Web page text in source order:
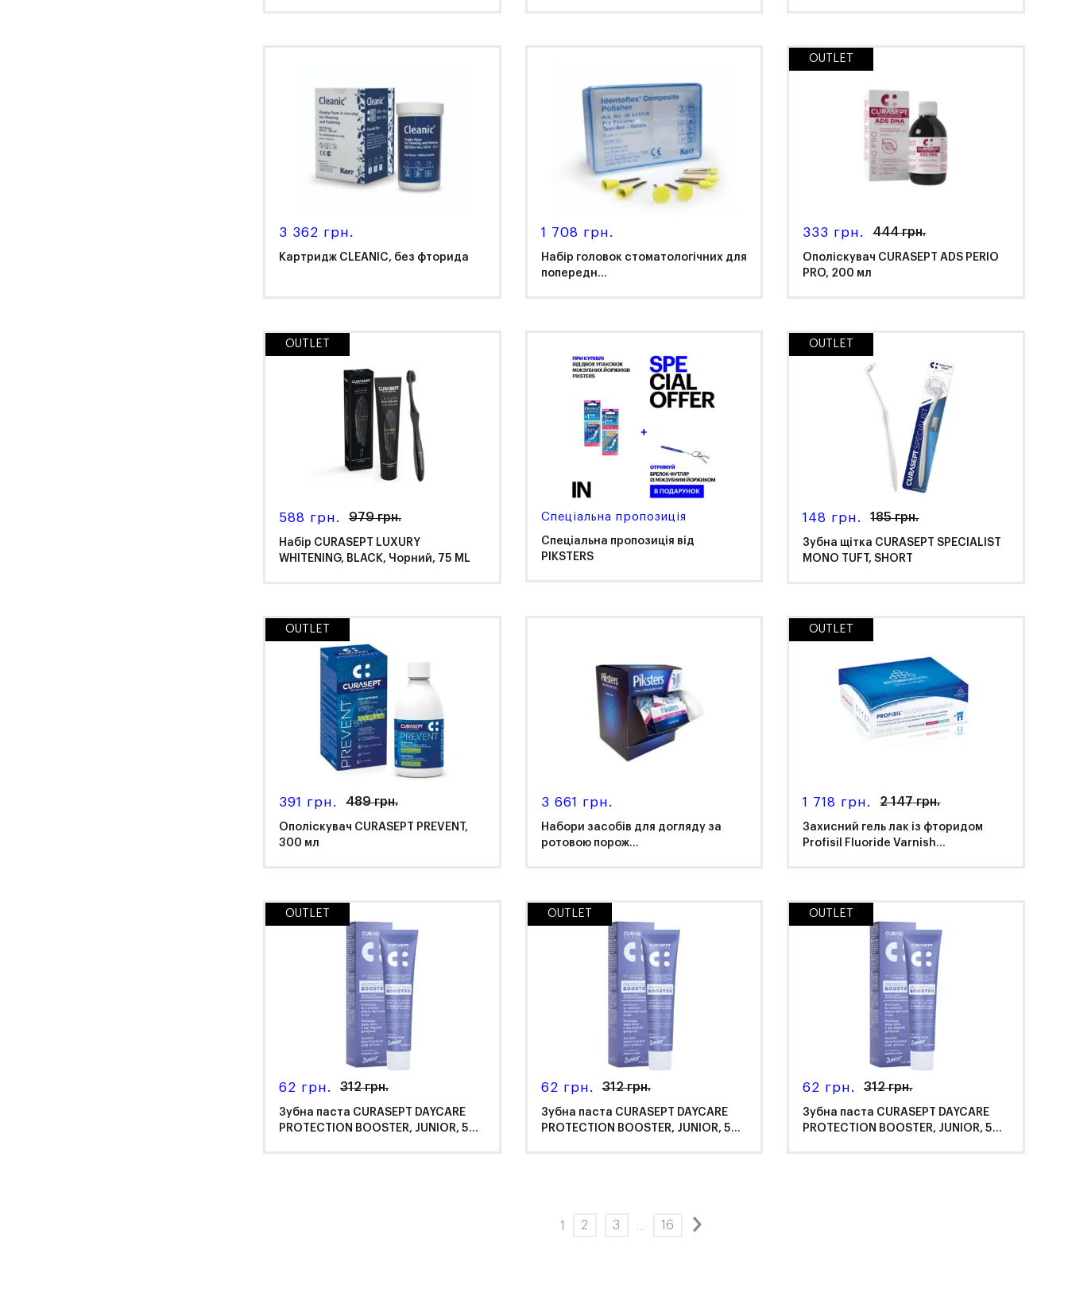
3 362 грн.
Картридж CLEANIC, без фторида
1 708 грн.
Набір головок стоматологічних для
попередн...
Kerr
OUTLET
333 грн. 444 грн.
Ополіскувач CURASEPT ADS PERIO
PRO, 200 мл
OUTLET
588 грн. 979 грн.
Набір CURASEPT LUXURY
WHITENING, BLACK, Чорний, 75 ML
Спеціальна пропозиція
Спеціальна пропозиція від
PIKSTERS
OUTLET
148 грн. 185 грн.
Зубна щітка CURASEPT SPECIALIST
MONO TUFT, SHORT
OUTLET
391 грн. 489 грн.
Ополіскувач CURASEPT PREVENT,
300 мл
Curasept
3 661 грн.
Набори засобів для догляду за
ротовою порож...
Piksters
OUTLET
1 718 грн. 2 147 грн.
Захисний гель лак із фторидом
Profisil Fluoride Varnish...
Kettenbach
OUTLET
62 грн. 312 грн.
Зубна паста CURASEPT DAYCARE
PROTECTION BOOSTER, JUNIOR, 50
OUTLET
62 грн. 312 грн.
Зубна паста CURASEPT DAYCARE
PROTECTION BOOSTER, JUNIOR, 50
OUTLET
62 грн. 312 грн.
Зубна паста CURASEPT DAYCARE
PROTECTION BOOSTER, JUNIOR, 50
1 2 3 … 16